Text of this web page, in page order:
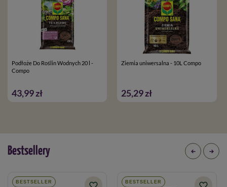
Podłoże Do Roślin Wodnych 20 l -
Compo
43,99 zł
Ziemia uniwersalna - 10L Compo
25,29 zł
Bestsellery
BESTSELLER BESTSELLER